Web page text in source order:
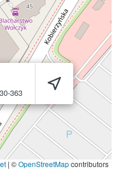
30-363
| ©OpenStreetMapcontributors